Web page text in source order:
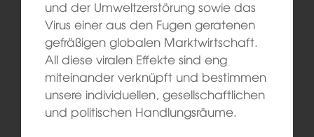
und der Umweltzerstörung sowie das
Virus einer aus den Fugen geratenen
gefräßigen globalen Marktwirtschaft.
All diese viralen Effekte sind eng
miteinander verknüpft und bestimmen
unsere individuellen, gesellschaftlichen
und politischen Handlungsräume.